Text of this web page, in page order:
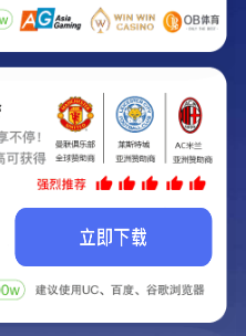
线啦...
在建设.
的网站.